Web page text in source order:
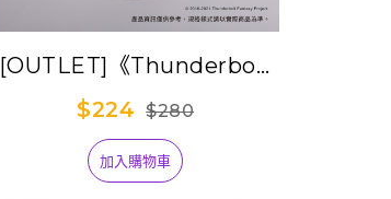
[OUTLET]《Thunderbolt
Fantasy 東離劍遊紀３》角
$224 $280
加入購物車